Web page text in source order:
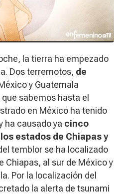
la tierra ha empezado
Dos terremotos, de
y Guatemala
sabemos hasta el
en México ha tenido
ha causado ya cinco
estados de Chiapas y
temblor se ha localizado
Chiapas, al sur de México y
Por la localización del
la alerta de tsunami